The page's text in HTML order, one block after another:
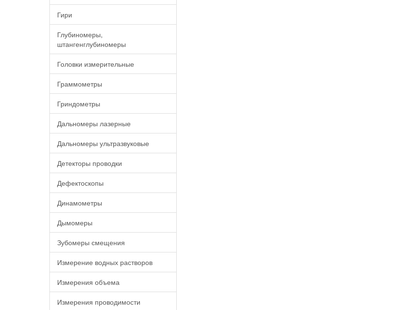
Гири
Глубиномеры,
штангенглубиномеры
Головки измерительные
Граммометры
Гриндометры
Дальномеры лазерные
Дальномеры ультразвуковые
Детекторы проводки
Дефектоскопы
Динамометры
Дымомеры
Зубомеры смещения
Измерение водных растворов
Измерения объема
Измерения проводимости